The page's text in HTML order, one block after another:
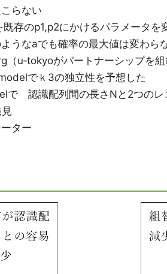
らない
存のp1,p2にかけるパラメータを
うなaでも確率の最大値は変わら
u‐tokyoがパートナーシップを
でｋ3の独立性を予想した
で 認識配列間の長さNと2つのレ
ター